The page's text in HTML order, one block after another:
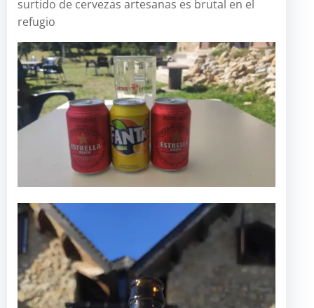
surtido de cervezas artesanas es brutal en el
refugio